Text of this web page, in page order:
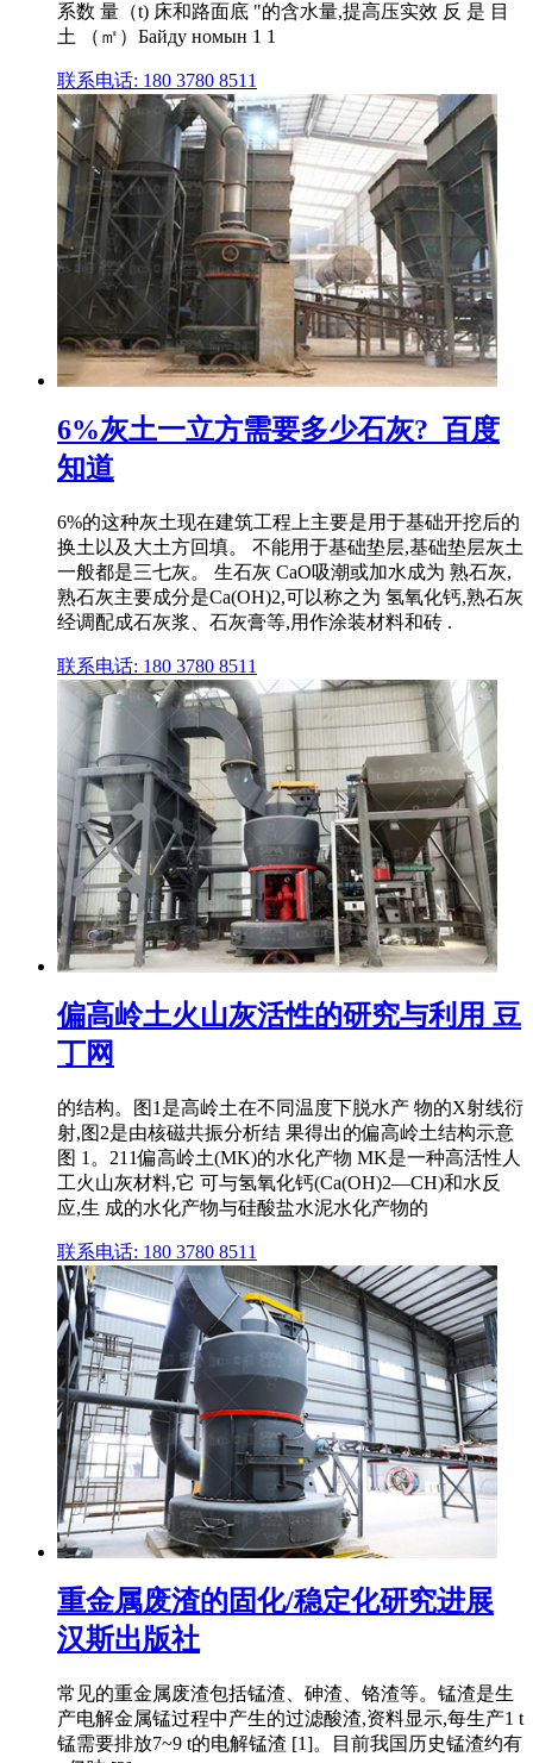
系数 量（t) 床和路面底 "的含水量,提高压实效 反 是 目
土 （㎡）Байду номын 1 1
联系电话: 180 3780 8511
6%灰土一立方需要多少石灰?_百度
知道
6%的这种灰土现在建筑工程上主要是用于基础开挖后的
换土以及大土方回填。 不能用于基础垫层,基础垫层灰土
一般都是三七灰。 生石灰 CaO吸潮或加水成为 熟石灰,
熟石灰主要成分是Ca(OH)2,可以称之为 氢氧化钙,熟石灰
经调配成石灰浆、石灰膏等,用作涂装材料和砖 .
联系电话: 180 3780 8511
偏高岭土火山灰活性的研究与利用 豆
丁网
的结构。图1是高岭土在不同温度下脱水产 物的X射线衍
射,图2是由核磁共振分析结 果得出的偏高岭土结构示意
图 1。211偏高岭土(MK)的水化产物 MK是一种高活性人
工火山灰材料,它 可与氢氧化钙(Ca(OH)2—CH)和水反
应,生 成的水化产物与硅酸盐水泥水化产物的
联系电话: 180 3780 8511
重金属废渣的固化/稳定化研究进展
汉斯出版社
常见的重金属废渣包括锰渣、砷渣、铬渣等。锰渣是生
产电解金属锰过程中产生的过滤酸渣,资料显示,每生产1 t
锰需要排放7~9 t的电解锰渣 [1]。目前我国历史锰渣约有